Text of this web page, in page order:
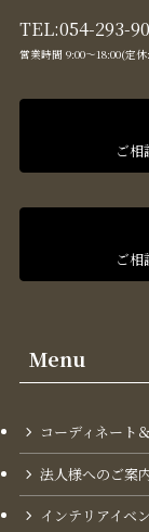
TEL:054-293-
営業時間 9:00〜18:00(定
ご
ご
Menu
コーディネート
法人様へのご案
インテリアイベ